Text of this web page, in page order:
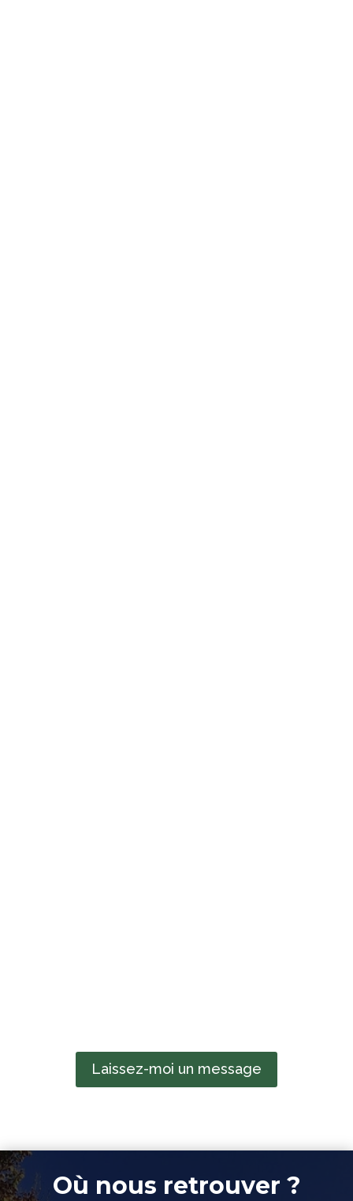
Laissez-moi un message
Où nous retrouver ?